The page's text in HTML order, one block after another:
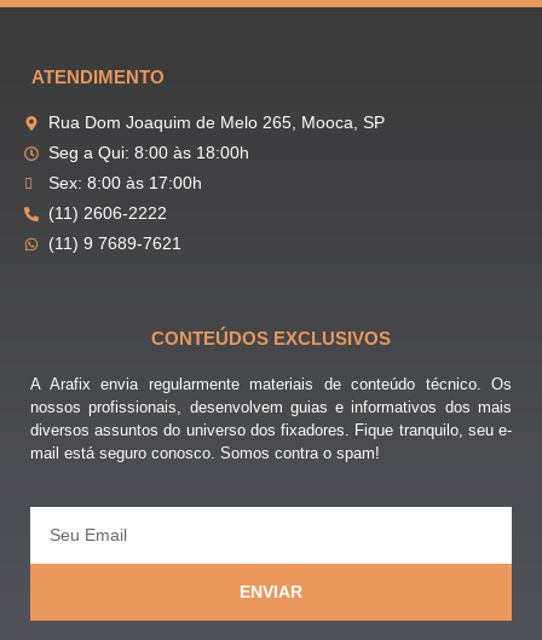
ATENDIMENTO
Rua Dom Joaquim de Melo 265, Mooca, SP
Seg a Qui: 8:00 às 18:00h
Sex: 8:00 às 17:00h
(11) 2606-2222
(11) 9 7689-7621
CONTEÚDOS EXCLUSIVOS
A Arafix envia regularmente materiais de conteúdo técnico. Os
nossos profissionais, desenvolvem guias e informativos dos mais
diversos assuntos do universo dos fixadores. Fique tranquilo, seu e-
mail está seguro conosco. Somos contra o spam!
ENVIAR